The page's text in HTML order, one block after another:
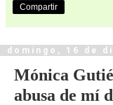
Compartir
domingo, 16 de
Mónica
abusa de mí